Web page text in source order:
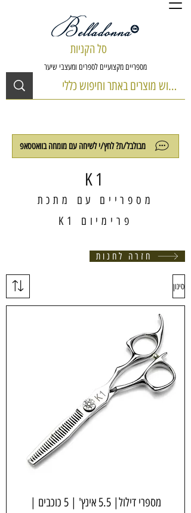
סל הקניות
מספריים מקצועיים לספרים ומעצבי שיער
מבולבל/ת? לחץ/י לשיחה עם מומחה בוואטסאפ
K1
מספריים עם מתכת
פרימיום K1
חזרה לחנות
סינון
מספרי דילול| 5.5 אינץ' | 5 כוכבים |